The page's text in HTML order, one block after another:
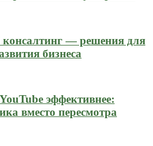
консалтинг — решения для
бизнеса
эффективнее:
вместо пересмотра